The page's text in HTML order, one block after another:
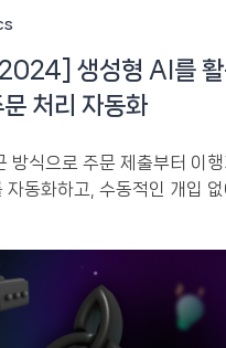
생성형 AI를 활
처리 자동화
방식으로 주문 제출부터 이
동화하고, 수동적인 개입 없